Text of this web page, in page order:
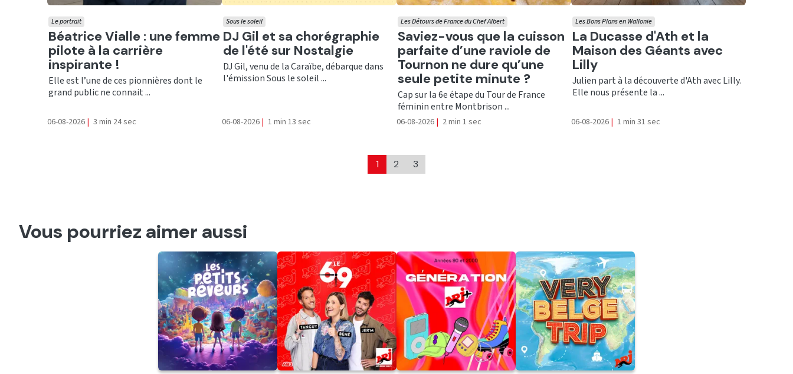
Ecouter
Béatrice Vialle : une femme
pilote à la carrière
inspirante !
Le portrait
Elle est l’une de ces pionnières dont le
grand public ne connait ...
06-08-2026 | 3 min 24 sec
Ecouter
DJ Gil et sa chorégraphie
de l'été sur Nostalgie
Sous le soleil
DJ Gil, venu de la Caraïbe, débarque dans
l'émission Sous le soleil ...
06-08-2026 | 1 min 13 sec
Ecouter
Saviez-vous que la cuisson
parfaite d’une raviole de
Tournon ne dure qu’une
seule petite minute ?
Les Détours de France du Chef Albert
Cap sur la 6e étape du Tour de France
féminin entre Montbrison ...
06-08-2026 | 2 min 1 sec
Ecouter
La Ducasse d'Ath et la
Maison des Géants avec
Lilly
Les Bons Plans en Wallonie
Julien part à la découverte d'Ath avec Lilly.
Elle nous présente la ...
06-08-2026 | 1 min 31 sec
1 2 3
Vous pourriez aimer aussi